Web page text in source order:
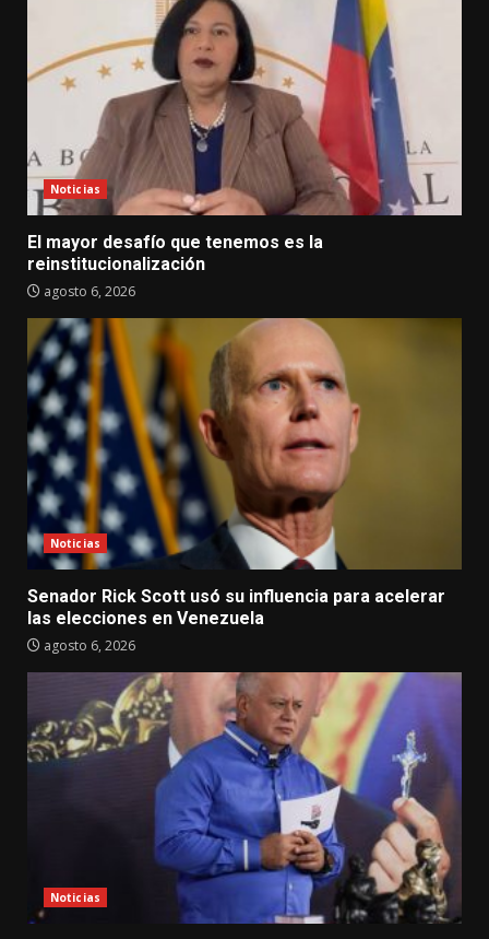
Noticias
El mayor desafío que tenemos es la
reinstitucionalización
agosto 6, 2026
Noticias
Senador Rick Scott usó su influencia para acelerar
las elecciones en Venezuela
agosto 6, 2026
Noticias